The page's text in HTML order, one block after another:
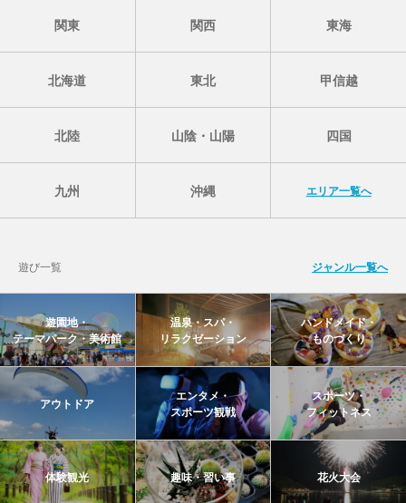
関東 関西 東海
北海道 東北 甲信越
北陸 山陰・山陽 四国
九州 沖縄 エリア一覧へ
遊び一覧 ジャンル一覧へ
遊園地・
テーマパーク・美術館
温泉・スパ・
リラクゼーション
ハンドメイド・
ものづくり
アウトドア
エンタメ・
スポーツ観戦
スポーツ・
フィットネス
体験観光 趣味・習い事 花火大会